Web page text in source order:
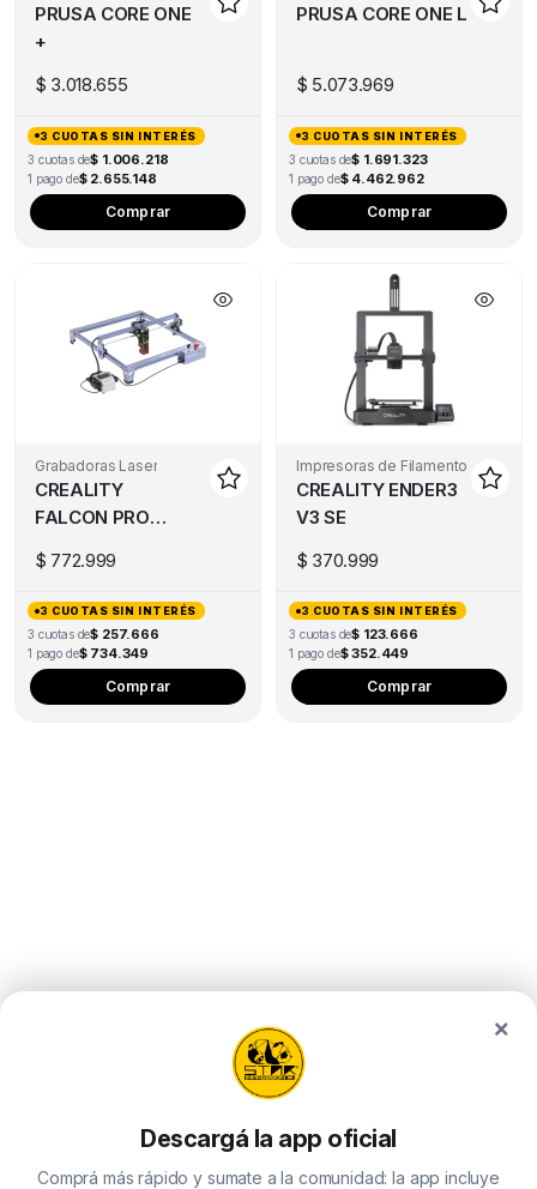
PRUSA CORE ONE
+
$ 3.018.655
3 CUOTAS SIN INTERÉS
3 cuotas de$ 1.006.218
1 pago de$ 2.655.148
Comprar
PRUSA CORE ONE L
$ 5.073.969
3 CUOTAS SIN INTERÉS
3 cuotas de$ 1.691.323
1 pago de$ 4.462.962
Comprar
Grabadoras Laser
CREALITY
FALCON PRO
$ 772.999
3 CUOTAS SIN INTERÉS
3 cuotas de$ 257.666
1 pago de$ 734.349
Comprar
Impresoras de Filamento
CREALITY ENDER3
V3 SE
$ 370.999
3 CUOTAS SIN INTERÉS
3 cuotas de$ 123.666
1 pago de$ 352.449
Comprar
×
Descargá la app oficial
Comprá más rápido y sumate a la comunidad: la app incluye